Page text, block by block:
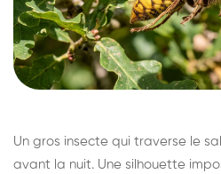
Un gros insecte qui traverse le
avant la nuit. Une silhouette